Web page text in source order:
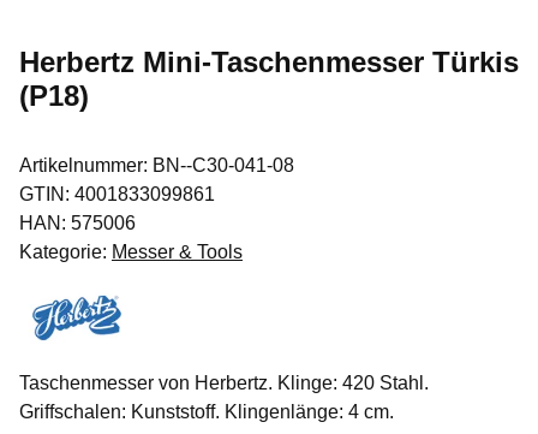
Herbertz Mini-Taschenmesser Türkis
(P18)
Artikelnummer: BN--C30-041-08
GTIN: 4001833099861
HAN: 575006
Kategorie: Messer & Tools
Taschenmesser von Herbertz. Klinge: 420 Stahl.
Griffschalen: Kunststoff. Klingenlänge: 4 cm.